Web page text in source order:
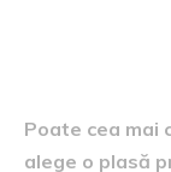
Poate cea mai
alege o plasă